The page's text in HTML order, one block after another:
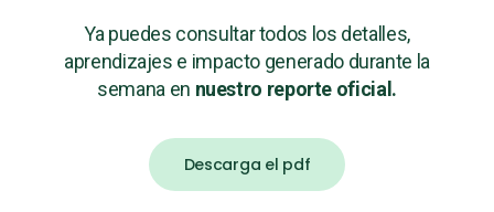
Ya puedes consultar todos los detalles,
aprendizajes e impacto generado durante la
semana en nuestro reporte oficial.
Descarga el pdf